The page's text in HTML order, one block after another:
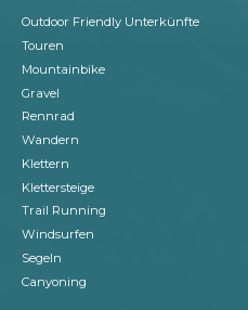
Outdoor Friendly Unterkünfte
Touren
Mountainbike
Gravel
Rennrad
Wandern
Klettern
Klettersteige
Trail Running
Windsurfen
Segeln
Canyoning